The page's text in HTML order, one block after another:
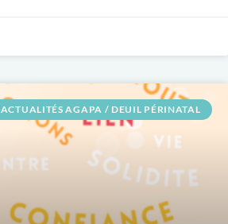
ACTUALITÉS AGAPA / DEUIL PÉRINATAL